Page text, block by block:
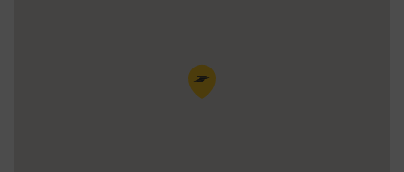
Pin de la carte